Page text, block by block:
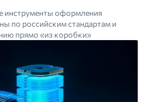
инструменты оформления
по российским стандартам и
прямо «из коробки»